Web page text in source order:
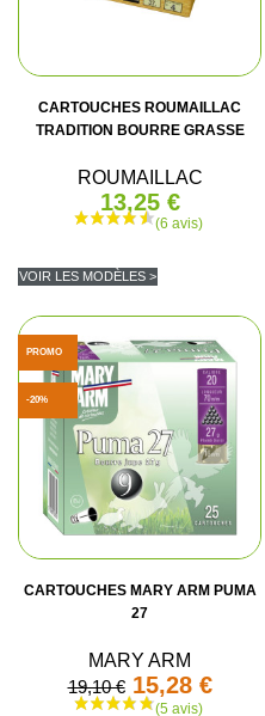
CARTOUCHES ROUMAILLAC
TRADITION BOURRE GRASSE
ROUMAILLAC
13,25 €
VOIR LES MODÈLES >
CARTOUCHES MARY ARM PUMA
27
MARY ARM
19,10 € 15,28 €
PROMO
-20%